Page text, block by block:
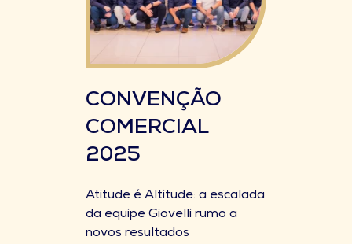
CONVENÇÃO
COMERCIAL
2025
Atitude é Altitude: a escalada
da equipe Giovelli rumo a
novos resultados